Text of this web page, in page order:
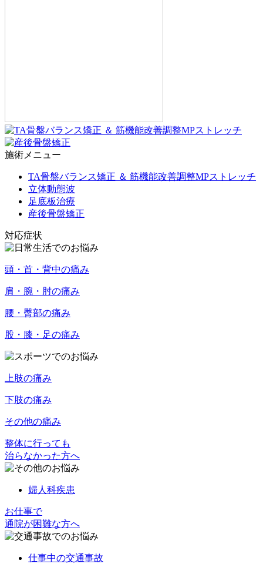
施術メニュー
TA骨盤バランス矯正 ＆ 筋機能改善調整MPストレッチ
立体動態波
足底板治療
産後骨盤矯正
対応症状
頭・首・背中の痛み
肩・腕・肘の痛み
腰・臀部の痛み
股・膝・足の痛み
上肢の痛み
下肢の痛み
その他の痛み
整体に行っても
治らなかった方へ
婦人科疾患
お仕事で
通院が困難な方へ
仕事中の交通事故